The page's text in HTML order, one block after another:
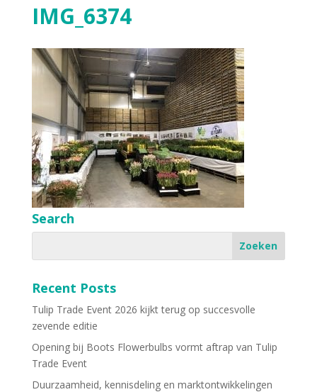
IMG_6374
Search
Recent Posts
Tulip Trade Event 2026 kijkt terug op succesvolle
zevende editie
Opening bij Boots Flowerbulbs vormt aftrap van Tulip
Trade Event
Duurzaamheid, kennisdeling en marktontwikkelingen